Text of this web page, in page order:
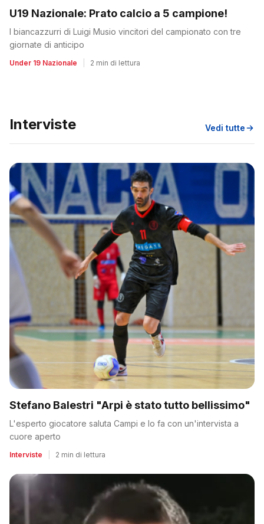
U19 Nazionale: Prato calcio a 5 campione!
I biancazzurri di Luigi Musio vincitori del campionato con tre
giornate di anticipo
Under 19 Nazionale 2 min di lettura
Interviste Vedi tutte
Stefano Balestri "Arpi è stato tutto bellissimo"
L'esperto giocatore saluta Campi e lo fa con un'intervista a
cuore aperto
Interviste 2 min di lettura